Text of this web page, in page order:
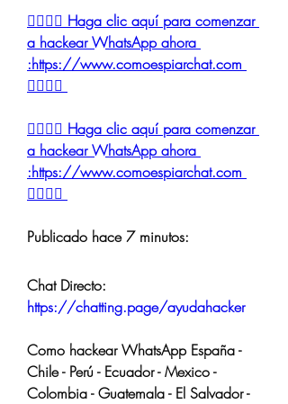
👉🏻👉🏻 Haga clic aquí para comenzar
a hackear WhatsApp ahora
:https://www.comoespiarchat.com
👈🏻👈🏻
👉🏻👉🏻 Haga clic aquí para comenzar
a hackear WhatsApp ahora
:https://www.comoespiarchat.com
👈🏻👈🏻
Publicado hace 7 minutos:
Chat Directo:
https://chatting.page/ayudahacker
Como hackear WhatsApp España -
Chile - Perú - Ecuador - Mexico -
Colombia - Guatemala - El Salvador -